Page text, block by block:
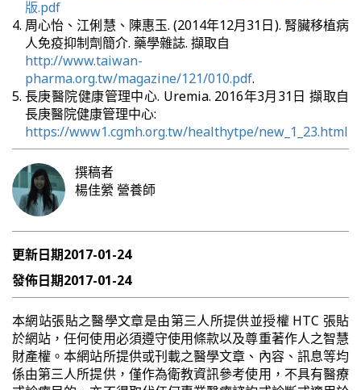
版.pdf
周心怡、江俐慧、陳惠玉. (2014年12月31日). 腎臟移植病
人免疫抑制劑簡介. 藥學雜誌. 擷取自
http://www.taiwan-
pharma.org.tw/magazine/121/010.pdf.
長庚醫院健康管理中心. Uremia. 2016年3月31日 擷取自
長庚醫院健康管理中心:
https://www1.cgmh.org.tw/healthytpe/new_1_23.html
撰稿者
楊佳縈 營養師
更新日期2017-01-24
發佈日期2017-01-24
本網站張貼之醫學文章是由第三人所提供並授權 HTC 張貼
於網站，任何使用必須遵守使用條款以及尊重著作人之智慧
財產權。本網站所提供或刊載之醫學文章、內容、訊息等均
係由第三人所提供，僅作為衛教資訊參考使用，不具有醫療